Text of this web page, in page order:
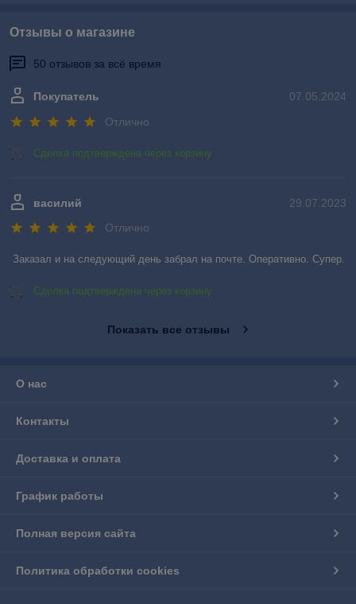
Отзывы о магазине
50 отзывов за всё время
07.05.2024
Покупатель
Отлично
Сделка подтверждена через корзину
29.07.2023
василий
Отлично
Заказал и на следующий день забрал на почте. Оперативно. Супер.
Сделка подтверждена через корзину
Показать все отзывы
О нас
Контакты
Доставка и оплата
График работы
Полная версия сайта
Политика обработки cookies